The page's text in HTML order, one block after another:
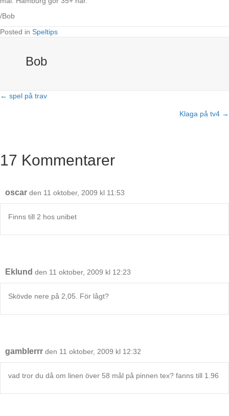
/Bob
Posted in Speltips
Bob
Posts
← spel på trav
Klaga på tv4 →
17 Kommentarer
oscar den 11 oktober, 2009 kl 11:53
Finns till 2 hos unibet
Eklund den 11 oktober, 2009 kl 12:23
Skövde nere på 2,05. För lågt?
gamblerrr den 11 oktober, 2009 kl 12:32
vad tror du då om linen över 58 mål på pinnen tex? fanns till 1.96